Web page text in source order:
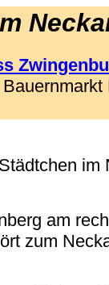
im
am
zum